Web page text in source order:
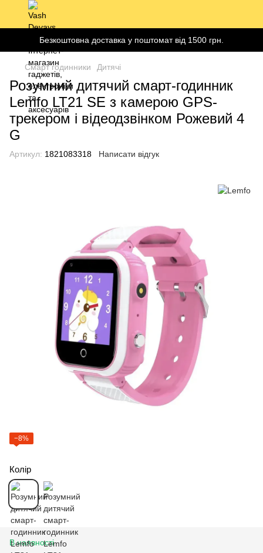
Безкоштовна доставка у поштомат від 1500 грн.
Смарт годинники Дитячі
Розумний дитячий смарт-годинник
Lemfo LT21 SE з камерою GPS-
трекером і відеодзвінком Рожевий 4
G
Артикул: 1821083318 Написати відгук
−8%
Колір
В наявності